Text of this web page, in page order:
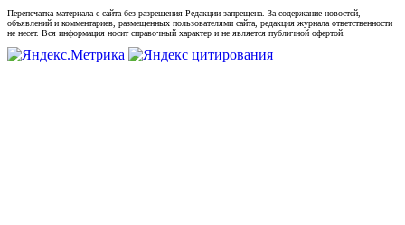
Перепечатка материала с сайта без разрешения Редакции запрещена. За содержание новостей,
объявлений и комментариев, размещенных пользователями сайта, редакция журнала ответственности
не несет. Вся информация носит справочный характер и не является публичной офертой.